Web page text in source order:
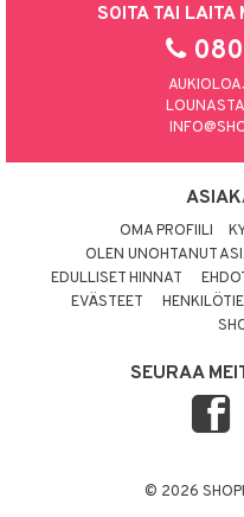
SOITA TAI LAITA
OMA PROFIILI
OLEN UNOHTANUT
EDULLISET HINNAT
EVÄSTEET
SEURAA
© 2026